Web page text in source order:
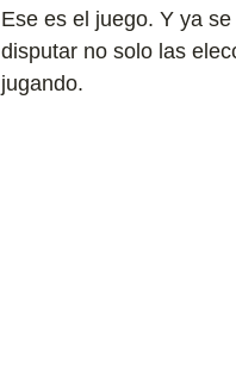
Ese es el juego. Y ya
disputar no solo las
jugando.